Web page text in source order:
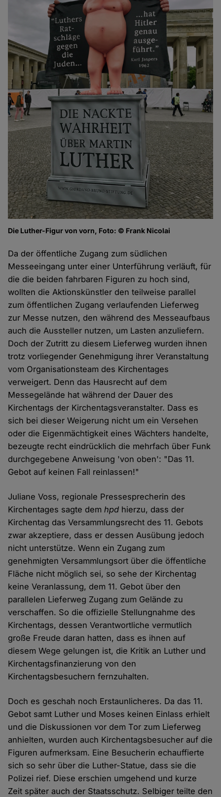
Die Luther-Figur von vorn, Foto: © Frank Nicolai
Da der öffentliche Zugang zum südlichen
Messeeingang unter einer Unterführung verläuft, für
die die beiden fahrbaren Figuren zu hoch sind,
wollten die Aktionskünstler den teilweise parallel
zum öffentlichen Zugang verlaufenden Lieferweg
zur Messe nutzen, den während des Messeaufbaus
auch die Aussteller nutzen, um Lasten anzuliefern.
Doch der Zutritt zu diesem Lieferweg wurden ihnen
trotz vorliegender Genehmigung ihrer Veranstaltung
vom Organisationsteam des Kirchentages
verweigert. Denn das Hausrecht auf dem
Messegelände hat während der Dauer des
Kirchentags der Kirchentagsveranstalter. Dass es
sich bei dieser Weigerung nicht um ein Versehen
oder die Eigenmächtigkeit eines Wächters handelte,
bezeugte recht eindrücklich die mehrfach über Funk
durchgegebene Anweisung 'von oben': "Das 11.
Gebot auf keinen Fall reinlassen!"
Juliane Voss, regionale Pressesprecherin des
Kirchentages sagte demhpd hierzu, dass der
Kirchentag das Versammlungsrecht des 11. Gebots
zwar akzeptiere, dass er dessen Ausübung jedoch
nicht unterstütze. Wenn ein Zugang zum
genehmigten Versammlungsort über die öffentliche
Fläche nicht möglich sei, so sehe der Kirchentag
keine Veranlassung, dem 11. Gebot über den
parallelen Lieferweg Zugang zum Gelände zu
verschaffen. So die offizielle Stellungnahme des
Kirchentags, dessen Verantwortliche vermutlich
große Freude daran hatten, dass es ihnen auf
diesem Wege gelungen ist, die Kritik an Luther und
Kirchentagsfinanzierung von den
Kirchentagsbesuchern fernzuhalten.
Doch es geschah noch Erstaunlicheres. Da das 11.
Gebot samt Luther und Moses keinen Einlass erhielt
und die Diskussionen vor dem Tor zum Lieferweg
anhielten, wurden auch Kirchentagsbesucher auf die
Figuren aufmerksam. Eine Besucherin echauffierte
sich so sehr über die Luther-Statue, dass sie die
Polizei rief. Diese erschien umgehend und kurze
Zeit später auch der Staatsschutz. Selbiger teilte den